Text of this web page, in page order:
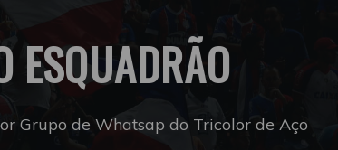
ESQUADRÃO
Grupo de Whatsap do Tricolor de Aço